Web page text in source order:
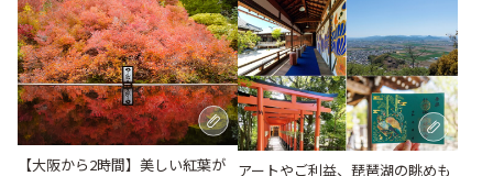
【大阪から2時間】美しい紅葉が
アートやご利益、琵琶湖の眺めも